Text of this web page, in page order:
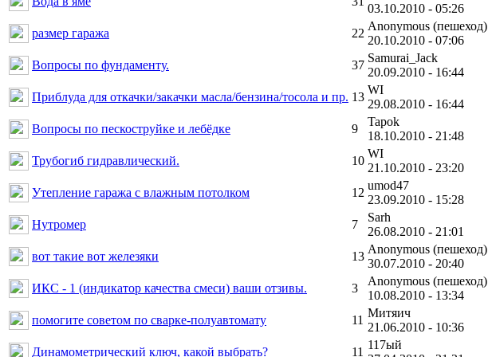
03.10.2010 - 05:26
размер гаража
22
Anonymous (пешеход)
20.10.2010 - 07:06
Вопросы по фундаменту.
37
Samurai_Jack
20.09.2010 - 16:44
Приблуда для откачки/закачки масла/бензина/тосола и пр. 13
WI
29.08.2010 - 16:44
Вопросы по пескоструйке и лебёдке
9
Tapok
18.10.2010 - 21:48
Трубогиб гидравлический.
10
WI
21.10.2010 - 23:20
Утепление гаража с влажным потолком
12
umod47
23.09.2010 - 15:28
Нутромер
7
Sarh
26.08.2010 - 21:01
вот такие вот железяки
13
Anonymous (пешеход)
30.07.2010 - 20:40
ИКС - 1 (индикатор качества смеси) ваши отзивы.
3
Anonymous (пешеход)
10.08.2010 - 13:34
помогите советом по сварке-полуавтомату
11
Митяич
21.06.2010 - 10:36
Динамометрический ключ, какой выбрать?
11
117ый